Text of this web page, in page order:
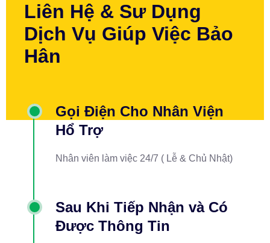
Liên Hệ & Sư Dụng
Dịch Vụ Giúp Việc Bảo
Hân
Gọi Điện Cho Nhân Viện
Hổ Trợ
Nhân viên làm việc 24/7 ( Lễ & Chủ Nhật)
Sau Khi Tiếp Nhận và Có
Được Thông Tin